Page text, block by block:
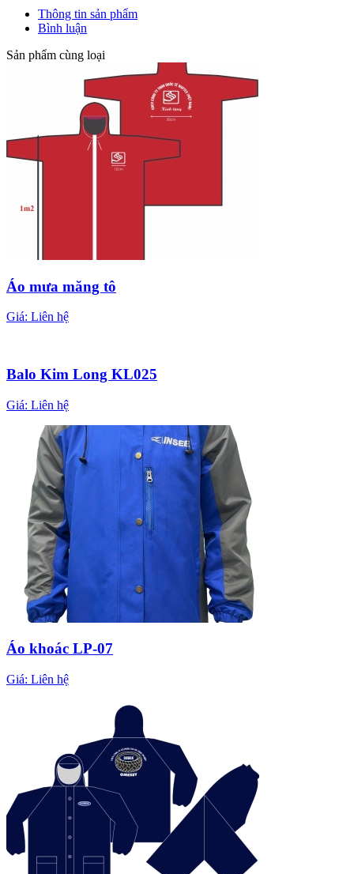
Thông tin sản phẩm
Bình luận
Sản phẩm cùng loại
Áo mưa măng tô
Giá: Liên hệ
Balo Kim Long KL025
Giá: Liên hệ
Áo khoác LP-07
Giá: Liên hệ